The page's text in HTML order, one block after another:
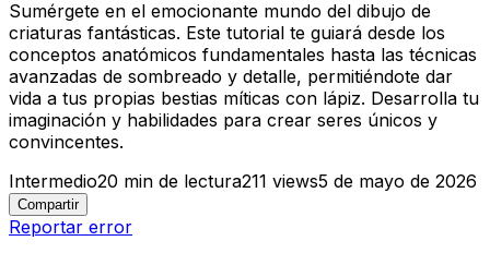
Sumérgete en el emocionante mundo del dibujo de
criaturas fantásticas. Este tutorial te guiará desde los
conceptos anatómicos fundamentales hasta las técnicas
avanzadas de sombreado y detalle, permitiéndote dar
vida a tus propias bestias míticas con lápiz. Desarrolla tu
imaginación y habilidades para crear seres únicos y
convincentes.
Intermedio20 min de lectura211 views5 de mayo de 2026
Compartir
Reportar error